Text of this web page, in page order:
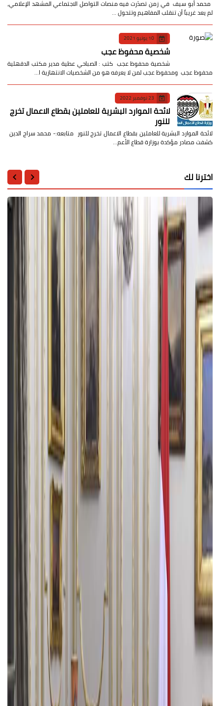
​ محمد أبو سيف ​في زمن تصدّرت فيه منصات التواصل الاجتماعي المشهد الإعلامي،
لم يعد غريباً أن تنقلب المفاهيم وتتحول …
10 يونيو 2021
شخصية محفوظ عجب
شخصية محفوظ عجب كتب : الصباحي عطية مدير مكتب الدقهلية
محفوظ عجب ومحفوظ عجب لمن لا يعرفه هو من الشخصيات الانتهازية ا…
23 نوفمبر 2022
لائحة الموارد البشرية للعاملين بقطاع الاعمال تخرج
للنور
لائحة الموارد البشرية للعاملين بقطاع الاعمال تخرج للنور متابعه:- محمد سراج الدين
كشفت مصادر مؤكدة بوزارة قطاع الأعم…
اخترنا لك